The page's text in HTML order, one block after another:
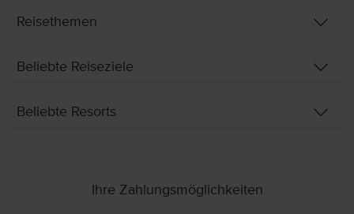
Reisethemen
Beliebte Reiseziele
Beliebte Resorts
Ihre Zahlungsmöglichkeiten